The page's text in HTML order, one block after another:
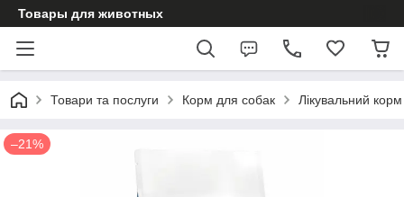
Товары для животных
Товари та послуги Корм для собак Лікувальний
–21%